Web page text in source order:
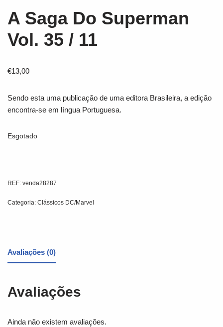
A Saga Do Superman
Vol. 35 / 11
€13,00
Sendo esta uma publicação de uma editora Brasileira, a edição
encontra-se em língua Portuguesa.
Esgotado
REF: venda28287
Categoria: Clássicos DC/Marvel
Avaliações (0)
Avaliações
Ainda não existem avaliações.